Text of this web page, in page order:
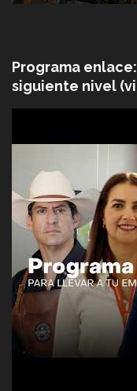
Programa
siguiente nivel